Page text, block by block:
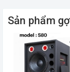
Sản phẩm